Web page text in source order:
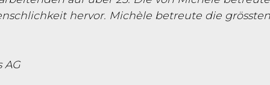
hervor. Michèle betreute die
AG